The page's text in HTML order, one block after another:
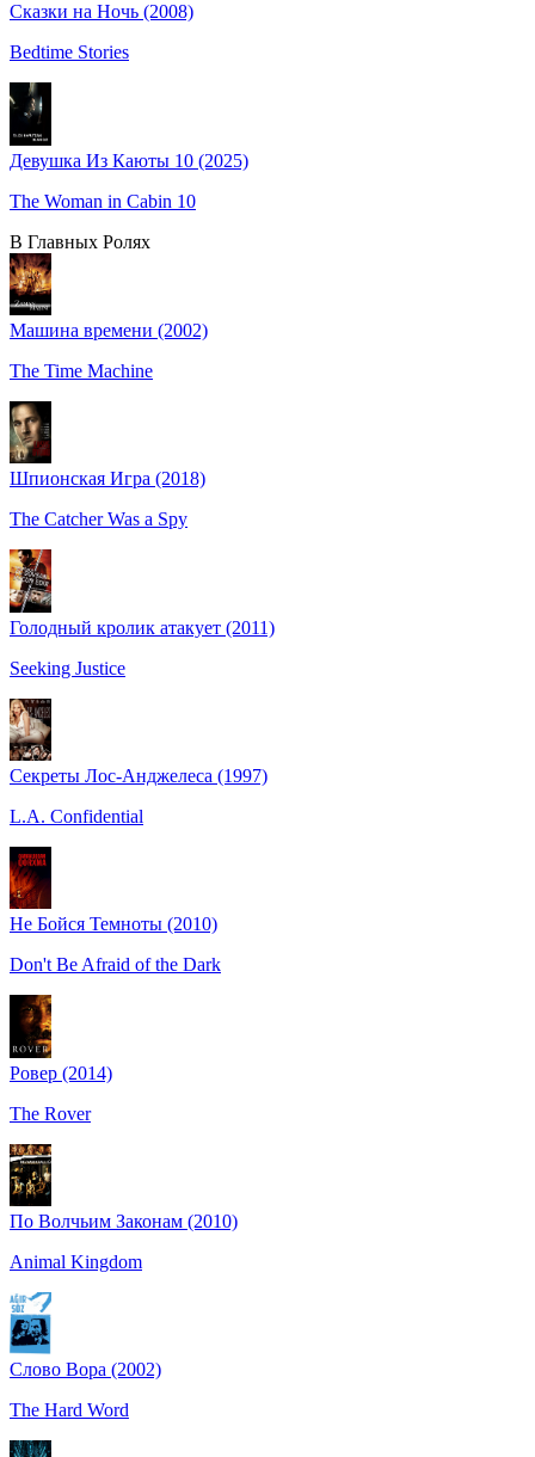
Сказки на Ночь (2008)
Bedtime Stories
Девушка Из Каюты 10 (2025)
The Woman in Cabin 10
В Главных Ролях
Машина времени (2002)
The Time Machine
Шпионская Игра (2018)
The Catcher Was a Spy
Голодный кролик атакует (2011)
Seeking Justice
Секреты Лос-Анджелеса (1997)
L.A. Confidential
Не Бойся Темноты (2010)
Don't Be Afraid of the Dark
Ровер (2014)
The Rover
По Волчьим Законам (2010)
Animal Kingdom
Слово Вора (2002)
The Hard Word